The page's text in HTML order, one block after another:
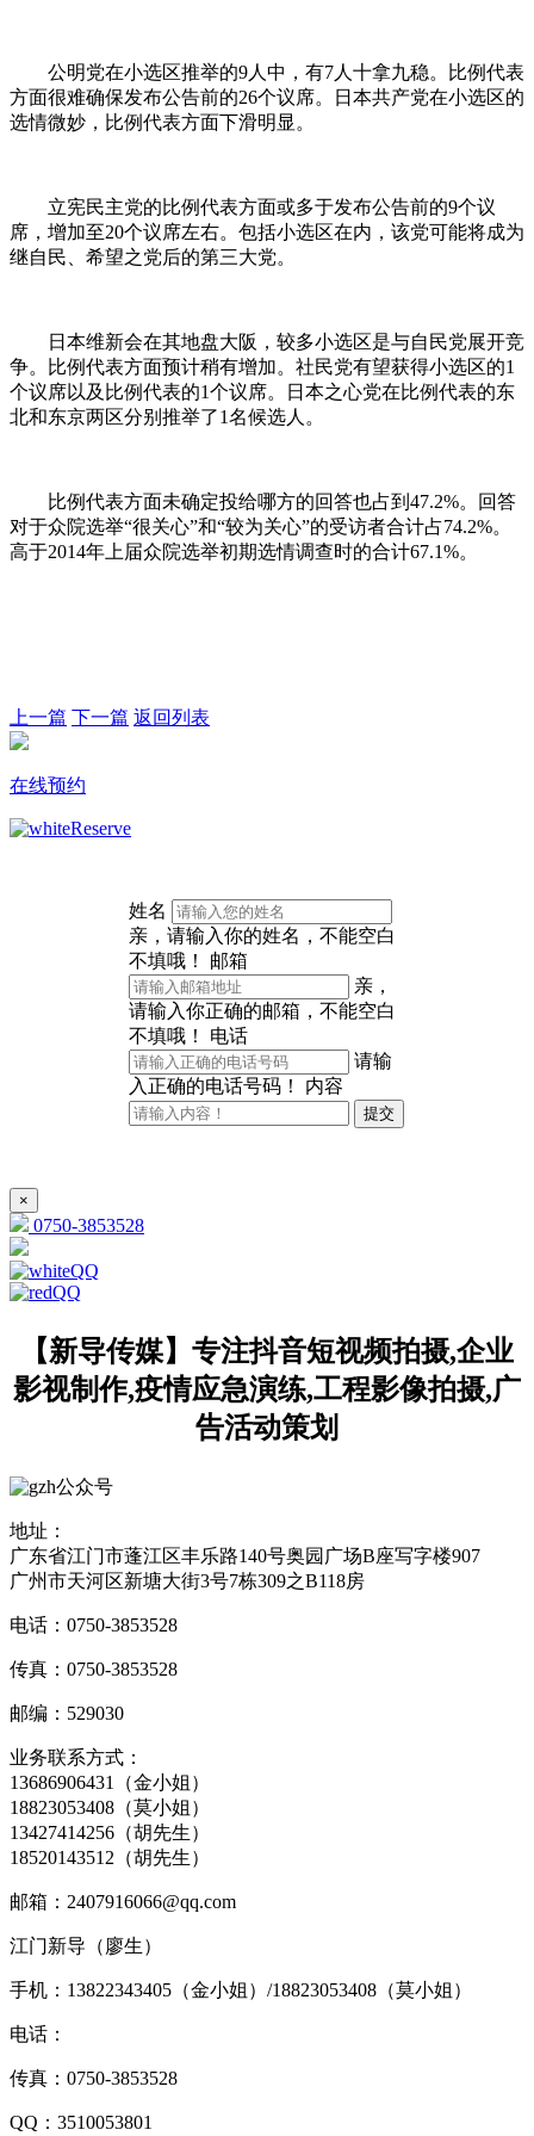
公明党在小选区推举的9人中，有7人十拿九稳。比例代表
方面很难确保发布公告前的26个议席。日本共产党在小选区的
选情微妙，比例代表方面下滑明显。
立宪民主党的比例代表方面或多于发布公告前的9个议
席，增加至20个议席左右。包括小选区在内，该党可能将成为
继自民、希望之党后的第三大党。
日本维新会在其地盘大阪，较多小选区是与自民党展开竞
争。比例代表方面预计稍有增加。社民党有望获得小选区的1
个议席以及比例代表的1个议席。日本之心党在比例代表的东
北和东京两区分别推举了1名候选人。
比例代表方面未确定投给哪方的回答也占到47.2%。回答
对于众院选举“很关心”和“较为关心”的受访者合计占74.2%。
高于2014年上届众院选举初期选情调查时的合计67.1%。
上一篇 下一篇 返回列表
在线预约
姓名
亲，请输入你的姓名，不能空白
不填哦！
邮箱
亲，
请输入你正确的邮箱，不能空白
不填哦！
电话
请输
入正确的电话号码！
内容
提交
×
0750-3853528
【新导传媒】专注抖音短视频拍摄,企业
影视制作,疫情应急演练,工程影像拍摄,广
告活动策划
公众号
地址：
广东省江门市蓬江区丰乐路140号奥园广场B座写字楼907
广州市天河区新塘大街3号7栋309之B118房
电话：0750-3853528
传真：0750-3853528
邮编：529030
业务联系方式：
13686906431（金小姐）
18823053408（莫小姐）
13427414256（胡先生）
18520143512（胡先生）
邮箱：2407916066@qq.com
江门新导（廖生）
手机：13822343405（金小姐）/18823053408（莫小姐）
电话：
传真：0750-3853528
QQ：3510053801